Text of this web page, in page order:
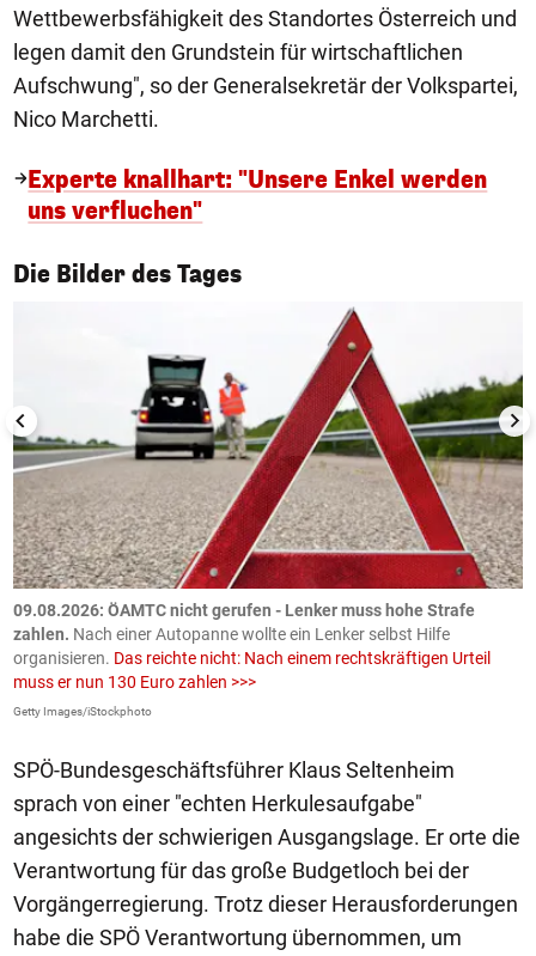
Wettbewerbsfähigkeit des Standortes Österreich und
legen damit den Grundstein für wirtschaftlichen
Aufschwung", so der Generalsekretär der Volkspartei,
Nico Marchetti.
Experte knallhart: "Unsere Enkel werden
uns verfluchen"
Die Bilder des Tages
1/50
09.08.2026: ÖAMTC nicht gerufen - Lenker muss hohe Strafe
zahlen. Nach einer Autopanne wollte ein Lenker selbst Hilfe
organisieren. Das reichte nicht: Nach einem rechtskräftigen Urteil
muss er nun 130 Euro zahlen >>>
Getty Images/iStockphoto
SPÖ-Bundesgeschäftsführer Klaus Seltenheim
sprach von einer "echten Herkulesaufgabe"
angesichts der schwierigen Ausgangslage. Er orte die
Verantwortung für das große Budgetloch bei der
Vorgängerregierung. Trotz dieser Herausforderungen
habe die SPÖ Verantwortung übernommen, um